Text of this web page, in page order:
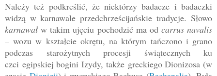
Należy też podkreślić, że niektórzy badacze i badaczki
widzą w karnawale przedchrześcijańskietradycje. Słowo
karnawałw takim ujęciu pochodzić ma od carrus navalis
– wozu w kształcie okrętu, na którym tańczono i grano
podczas starożytnych procesji świątecznych ku
czci egipskiej bogini Izydy, także greckiego Dionizosa (w